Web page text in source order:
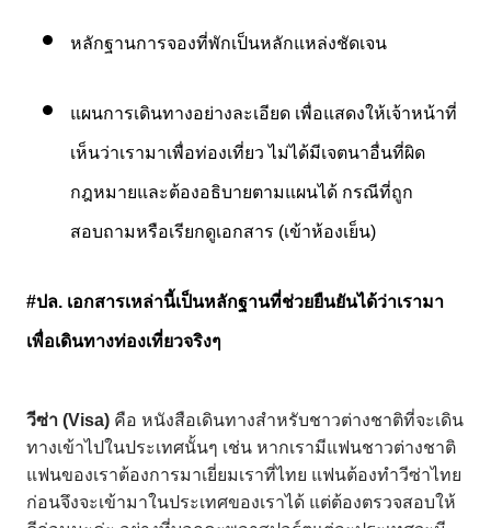
หลักฐานการจองที่พักเป็นหลักแหล่งชัดเจน
แผนการเดินทางอย่างละเอียด เพื่อแสดงให้เจ้าหน้าที่
เห็นว่าเรามาเพื่อท่องเที่ยว ไม่ได้มีเจตนาอื่นที่ผิด
กฎหมายและต้องอธิบายตามแผนได้ กรณีที่ถูก
สอบถามหรือเรียกดูเอกสาร (เข้าห้องเย็น)
#ปล. เอกสารเหล่านี้เป็นหลักฐานที่ช่วยยืนยันได้ว่าเรามา
เพื่อเดินทางท่องเที่ยวจริงๆ
วีซ่า (Visa) คือ หนังสือเดินทางสำหรับชาวต่างชาติที่จะเดิน
ทางเข้าไปในประเทศนั้นๆ เช่น หากเรามีแฟนชาวต่างชาติ
แฟนของเราต้องการมาเยี่ยมเราที่ไทย แฟนต้องทำวีซ่าไทย
ก่อนจึงจะเข้ามาในประเทศของเราได้ แต่ต้องตรวจสอบให้